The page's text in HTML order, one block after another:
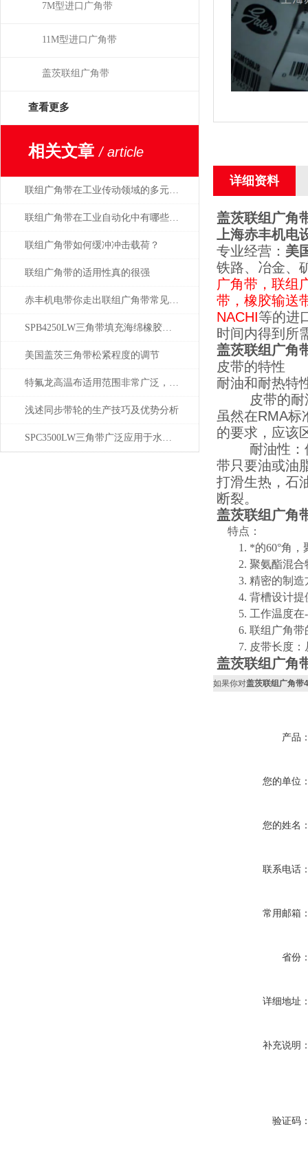
7M型进口广角带
11M型进口广角带
盖茨联组广角带
查看更多
相关文章/ article
联组广角带在工业传动领域的多元应用
联组广角带在工业自动化中有哪些应用？
联组广角带如何缓冲冲击载荷？
联组广角带的适用性真的很强
赤丰机电带你走出联组广角带常见问题的困扰
SPB4250LW三角带填充海绵橡胶的好处
美国盖茨三角带松紧程度的调节
特氟龙高温布适用范围非常广泛，作用也非常*
浅述同步带轮的生产技巧及优势分析
SPC3500LW三角带广泛应用于水泥、焦化
详细资料
盖茨联组广角
上海赤丰机电
专业经营 ： 美
铁路、冶金、
广角带，联组
带，橡胶输送
NACHI等的进
时间内得到所
盖茨联组广角
皮带的特性
耐油和耐热特
皮带的耐油
虽然在RMA标
的要求，应该
耐油性：偶
带只要油或油
打滑生热，石
断裂。
盖茨联组广角
特点：
1. *的60°角，聚
2. 聚氨酯混合
3. 精密的制造
4. 背槽设计提
5. 工作温度在-
6. 联组广角带的
7. 皮带长度：
盖茨联组广角
如果你对盖茨联组广角带
产品
您的单位
您的姓名
联系电话
常用邮箱
省份
详细地址
补充说明
验证码